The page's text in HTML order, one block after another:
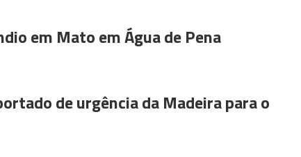
em Mato em Água de Pena
de urgência da Madeira para o